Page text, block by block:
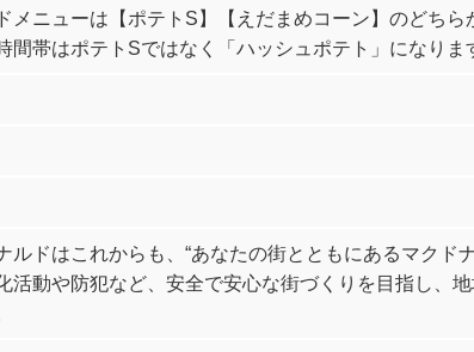
メニューは【ポテトS】【えだまめコーン】のどちら
間帯はポテトSではなく「ハッシュポテト」になりま
ルドはこれからも、“あなたの街とともにあるマクド
活動や防犯など、安全で安心な街づくりを目指し、